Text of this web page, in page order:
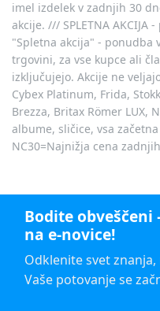
imel izdelek v zadnjih 30
akcije. /// SPLETNA
"Spletna akcija" - ponudba
trgovini, za vse kupce ali
izključujejo. Akcije ne
Cybex Platinum, Frida,
Brezza, Britax Römer LUX,
albume, sličice, vsa
NC30=Najnižja cena
Bodite obveščeni
na e-novice!
Odklenite svet
Vaše potovanje se